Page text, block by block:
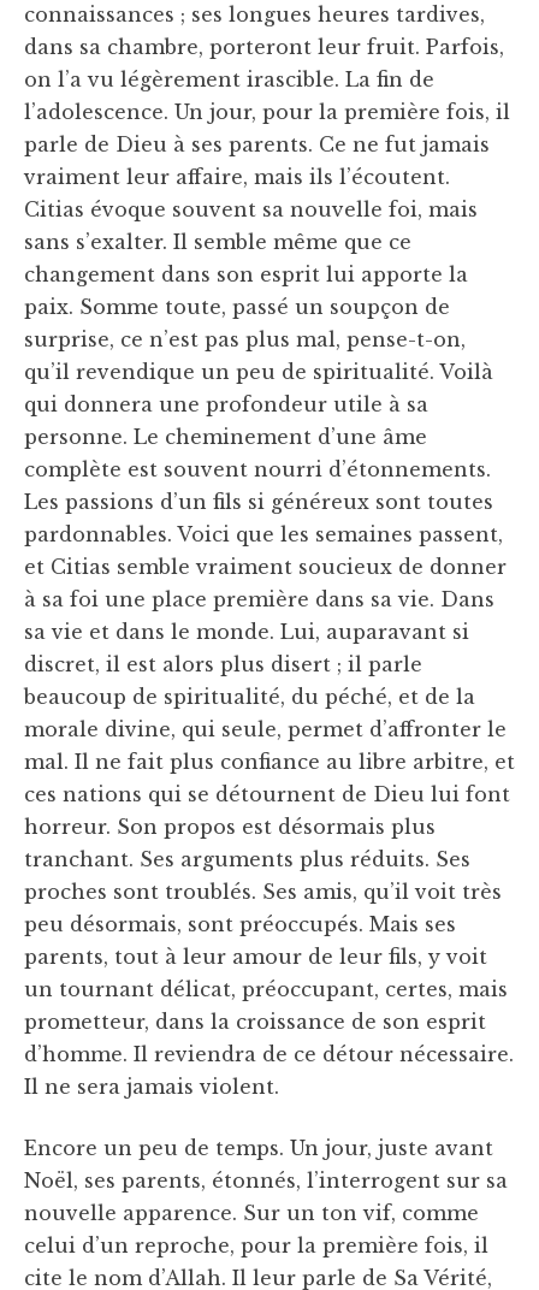
connaissances ; ses longues heures tardives,
dans sa chambre, porteront leur fruit. Parfois,
on l’a vu légèrement irascible. La fin de
l’adolescence. Un jour, pour la première fois, il
parle de Dieu à ses parents. Ce ne fut jamais
vraiment leur affaire, mais ils l’écoutent.
Citias évoque souvent sa nouvelle foi, mais
sans s’exalter. Il semble même que ce
changement dans son esprit lui apporte la
paix. Somme toute, passé un soupçon de
surprise, ce n’est pas plus mal, pense-t-on,
qu’il revendique un peu de spiritualité. Voilà
qui donnera une profondeur utile à sa
personne. Le cheminement d’une âme
complète est souvent nourri d’étonnements.
Les passions d’un fils si généreux sont toutes
pardonnables. Voici que les semaines passent,
et Citias semble vraiment soucieux de donner
à sa foi une place première dans sa vie. Dans
sa vie et dans le monde. Lui, auparavant si
discret, il est alors plus disert ; il parle
beaucoup de spiritualité, du péché, et de la
morale divine, qui seule, permet d’affronter le
mal. Il ne fait plus confiance au libre arbitre, et
ces nations qui se détournent de Dieu lui font
horreur. Son propos est désormais plus
tranchant. Ses arguments plus réduits. Ses
proches sont troublés. Ses amis, qu’il voit très
peu désormais, sont préoccupés. Mais ses
parents, tout à leur amour de leur fils, y voit
un tournant délicat, préoccupant, certes, mais
prometteur, dans la croissance de son esprit
d’homme. Il reviendra de ce détour nécessaire.
Il ne sera jamais violent.
Encore un peu de temps. Un jour, juste avant
Noël, ses parents, étonnés, l’interrogent sur sa
nouvelle apparence. Sur un ton vif, comme
celui d’un reproche, pour la première fois, il
cite le nom d’Allah. Il leur parle de Sa Vérité,